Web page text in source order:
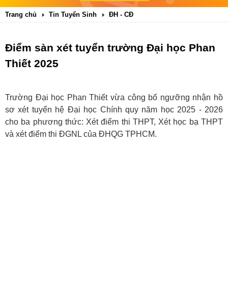
Trang chủ Tin Tuyển Sinh ĐH - CĐ
Điểm sàn xét tuyển trường Đại học Phan
Thiết 2025
Trường Đại học Phan Thiết vừa công bố ngưỡng nhận hồ
sơ xét tuyển hệ Đại học Chính quy năm học 2025 - 2026
cho ba phương thức: Xét điểm thi THPT, Xét học bạ THPT
và xét điểm thi ĐGNL của ĐHQG TPHCM.